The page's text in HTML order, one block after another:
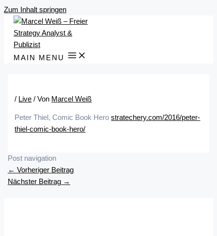
Zum Inhalt springen
MAIN MENU
/ Live / Von Marcel Weiß
Peter Thiel, Comic Book Herostratechery.com/2016/peter-
thiel-comic-book-hero/
Post navigation
← Vorheriger Beitrag
Nächster Beitrag →